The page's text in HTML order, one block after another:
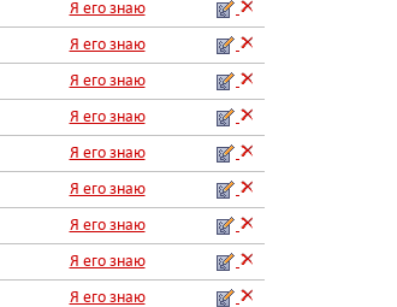
Я его знаю
Я его знаю
Я его знаю
Я его знаю
Я его знаю
Я его знаю
Я его знаю
Я его знаю
Я его знаю